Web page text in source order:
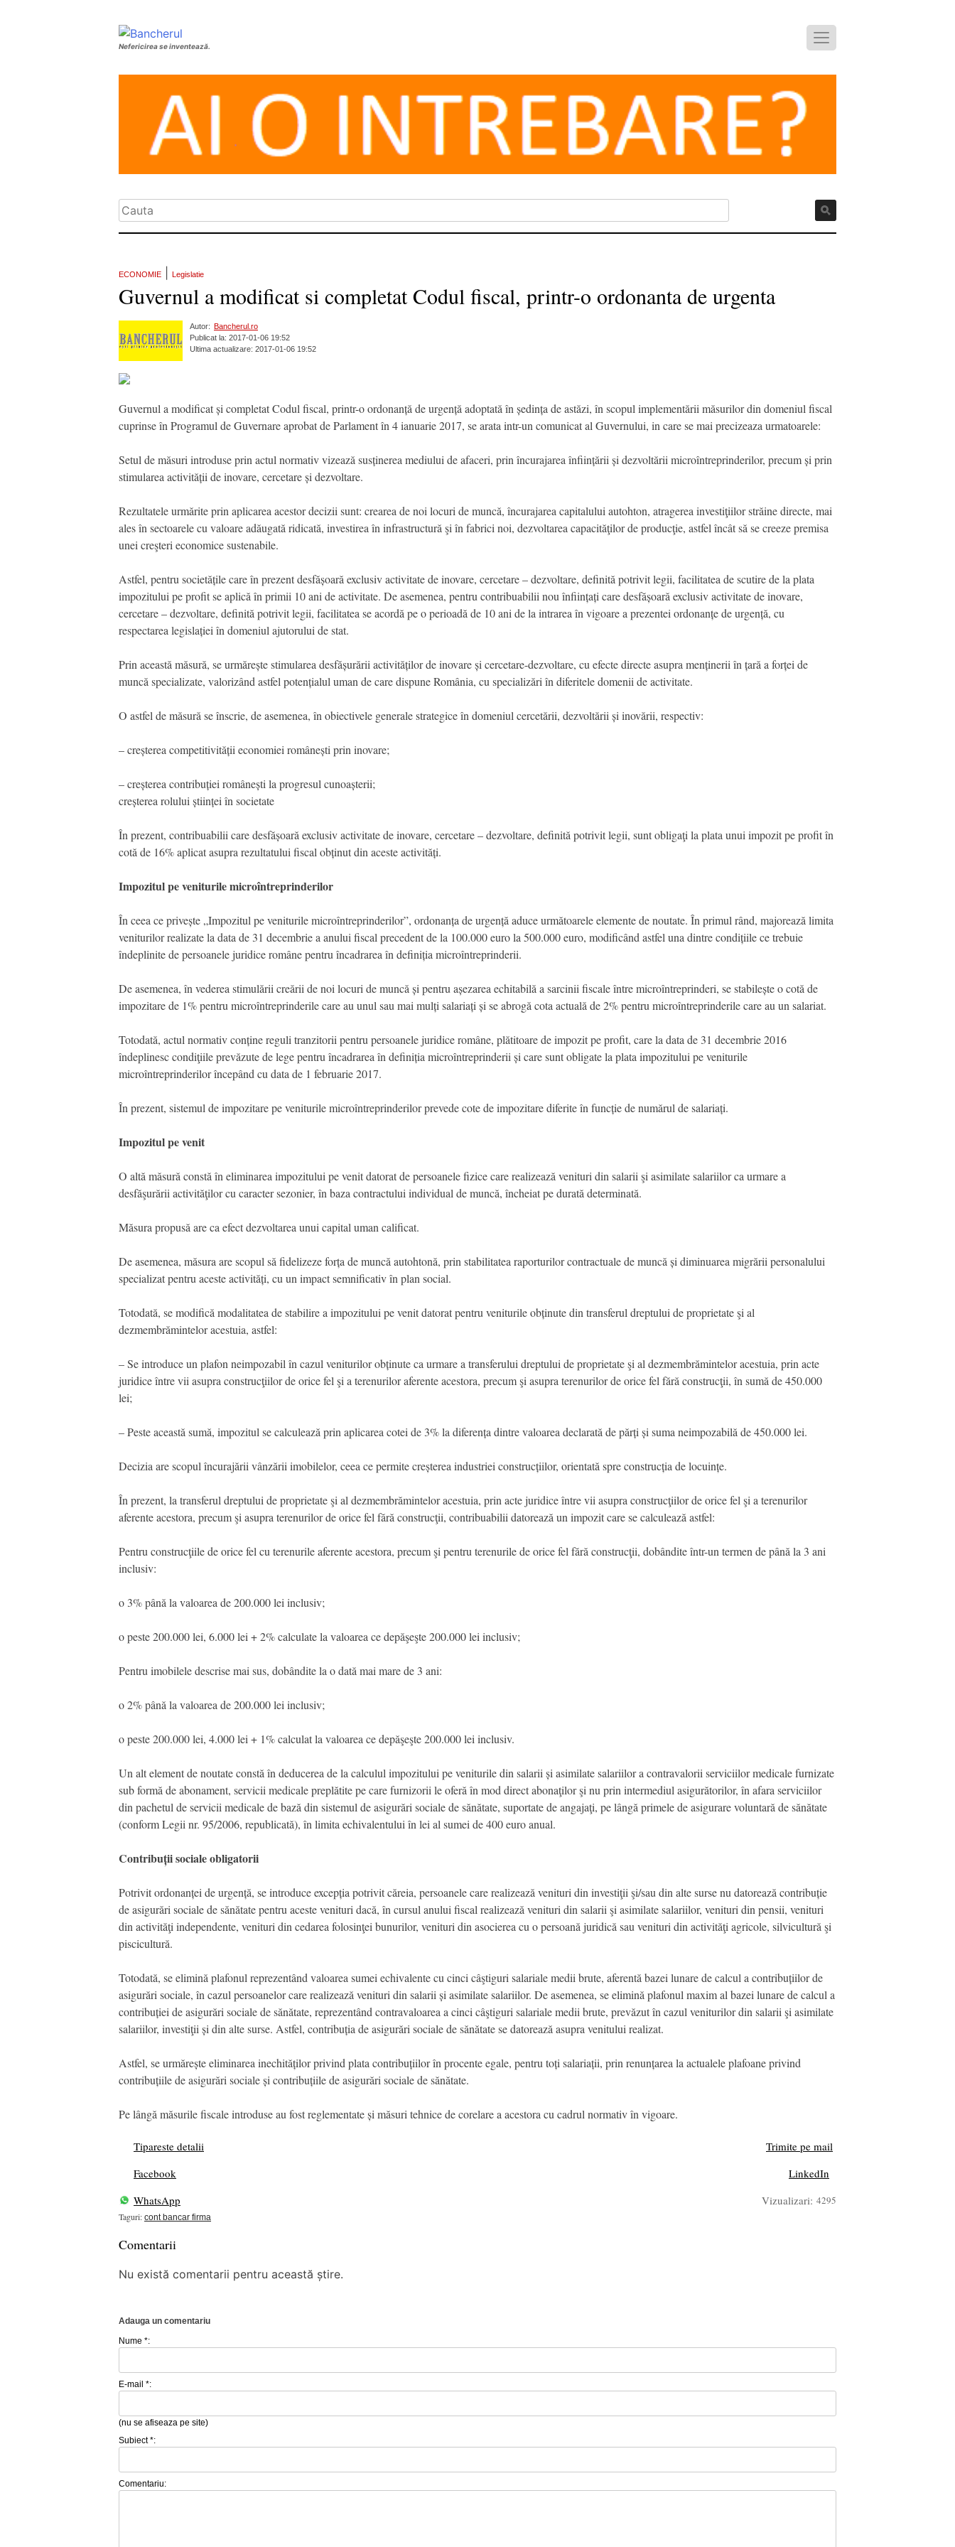
Nefericirea se inventează.
ECONOMIE Legislatie
Guvernul a modificat si completat Codul fiscal, printr-o ordonanta de urgenta
Autor:
Bancherul.ro
Publicat la: 2017-01-06 19:52
Ultima actualizare: 2017-01-06 19:52
Guvernul a modificat și completat Codul fiscal, printr-o ordonanță de urgență adoptată în ședința de astăzi, în scopul implementării măsurilor din domeniul fiscal
cuprinse în Programul de Guvernare aprobat de Parlament în 4 ianuarie 2017, se arata intr-un comunicat al Guvernului, in care se mai precizeaza urmatoarele:
Setul de măsuri introduse prin actul normativ vizează susținerea mediului de afaceri, prin încurajarea înființării și dezvoltării microîntreprinderilor, precum și prin
stimularea activității de inovare, cercetare și dezvoltare.
Rezultatele urmărite prin aplicarea acestor decizii sunt: crearea de noi locuri de muncă, încurajarea capitalului autohton, atragerea investiţiilor străine directe, mai
ales în sectoarele cu valoare adăugată ridicată, investirea în infrastructură şi în fabrici noi, dezvoltarea capacităţilor de producţie, astfel încât să se creeze premisa
unei creşteri economice sustenabile.
Astfel, pentru societățile care în prezent desfășoară exclusiv activitate de inovare, cercetare – dezvoltare, definită potrivit legii, facilitatea de scutire de la plata
impozitului pe profit se aplică în primii 10 ani de activitate. De asemenea, pentru contribuabilii nou înființați care desfășoară exclusiv activitate de inovare,
cercetare – dezvoltare, definită potrivit legii, facilitatea se acordă pe o perioadă de 10 ani de la intrarea în vigoare a prezentei ordonanțe de urgență, cu
respectarea legislației în domeniul ajutorului de stat.
Prin această măsură, se urmărește stimularea desfășurării activităților de inovare și cercetare-dezvoltare, cu efecte directe asupra menținerii în țară a forței de
muncă specializate, valorizând astfel potențialul uman de care dispune România, cu specializări în diferitele domenii de activitate.
O astfel de măsură se înscrie, de asemenea, în obiectivele generale strategice în domeniul cercetării, dezvoltării și inovării, respectiv:
– creșterea competitivității economiei românești prin inovare;
– creșterea contribuției românești la progresul cunoașterii;
creșterea rolului științei în societate
În prezent, contribuabilii care desfășoară exclusiv activitate de inovare, cercetare – dezvoltare, definită potrivit legii, sunt obligaţi la plata unui impozit pe profit în
cotă de 16% aplicat asupra rezultatului fiscal obținut din aceste activități.
Impozitul pe veniturile microîntreprinderilor
În ceea ce privește „Impozitul pe veniturile microîntreprinderilor”, ordonanța de urgență aduce următoarele elemente de noutate. În primul rând, majorează limita
veniturilor realizate la data de 31 decembrie a anului fiscal precedent de la 100.000 euro la 500.000 euro, modificând astfel una dintre condițiile ce trebuie
îndeplinite de persoanele juridice române pentru încadrarea în definiția microîntreprinderii.
De asemenea, în vederea stimulării creării de noi locuri de muncă și pentru așezarea echitabilă a sarcinii fiscale între microîntreprinderi, se stabilește o cotă de
impozitare de 1% pentru microîntreprinderile care au unul sau mai mulți salariați și se abrogă cota actuală de 2% pentru microîntreprinderile care au un salariat.
Totodată, actul normativ conține reguli tranzitorii pentru persoanele juridice române, plătitoare de impozit pe profit, care la data de 31 decembrie 2016
îndeplinesc condiţiile prevăzute de lege pentru încadrarea în definiția microîntreprinderii și care sunt obligate la plata impozitului pe veniturile
microîntreprinderilor începând cu data de 1 februarie 2017.
În prezent, sistemul de impozitare pe veniturile microîntreprinderilor prevede cote de impozitare diferite în funcție de numărul de salariați.
Impozitul pe venit
O altă măsură constă în eliminarea impozitului pe venit datorat de persoanele fizice care realizează venituri din salarii şi asimilate salariilor ca urmare a
desfăşurării activităţilor cu caracter sezonier, în baza contractului individual de muncă, încheiat pe durată determinată.
Măsura propusă are ca efect dezvoltarea unui capital uman calificat.
De asemenea, măsura are scopul să fidelizeze forța de muncă autohtonă, prin stabilitatea raporturilor contractuale de muncă și diminuarea migrării personalului
specializat pentru aceste activități, cu un impact semnificativ în plan social.
Totodată, se modifică modalitatea de stabilire a impozitului pe venit datorat pentru veniturile obținute din transferul dreptului de proprietate şi al
dezmembrămintelor acestuia, astfel:
– Se introduce un plafon neimpozabil în cazul veniturilor obținute ca urmare a transferului dreptului de proprietate şi al dezmembrămintelor acestuia, prin acte
juridice între vii asupra construcţiilor de orice fel şi a terenurilor aferente acestora, precum şi asupra terenurilor de orice fel fără construcţii, în sumă de 450.000
lei;
– Peste această sumă, impozitul se calculează prin aplicarea cotei de 3% la diferența dintre valoarea declarată de părți și suma neimpozabilă de 450.000 lei.
Decizia are scopul încurajării vânzării imobilelor, ceea ce permite creșterea industriei construcțiilor, orientată spre construcția de locuințe.
În prezent, la transferul dreptului de proprietate şi al dezmembrămintelor acestuia, prin acte juridice între vii asupra construcţiilor de orice fel şi a terenurilor
aferente acestora, precum şi asupra terenurilor de orice fel fără construcţii, contribuabilii datorează un impozit care se calculează astfel:
Pentru construcţiile de orice fel cu terenurile aferente acestora, precum şi pentru terenurile de orice fel fără construcţii, dobândite într-un termen de până la 3 ani
inclusiv:
o 3% până la valoarea de 200.000 lei inclusiv;
o peste 200.000 lei, 6.000 lei + 2% calculate la valoarea ce depăşeşte 200.000 lei inclusiv;
Pentru imobilele descrise mai sus, dobândite la o dată mai mare de 3 ani:
o 2% până la valoarea de 200.000 lei inclusiv;
o peste 200.000 lei, 4.000 lei + 1% calculat la valoarea ce depăşeşte 200.000 lei inclusiv.
Un alt element de noutate constă în deducerea de la calculul impozitului pe veniturile din salarii și asimilate salariilor a contravalorii serviciilor medicale furnizate
sub formă de abonament, servicii medicale preplătite pe care furnizorii le oferă în mod direct abonaţilor şi nu prin intermediul asigurătorilor, în afara serviciilor
din pachetul de servicii medicale de bază din sistemul de asigurări sociale de sănătate, suportate de angajaţi, pe lângă primele de asigurare voluntară de sănătate
(conform Legii nr. 95/2006, republicată), în limita echivalentului în lei al sumei de 400 euro anual.
Contribuții sociale obligatorii
Potrivit ordonanței de urgență, se introduce excepția potrivit căreia, persoanele care realizează venituri din investiţii şi/sau din alte surse nu datorează contribuție
de asigurări sociale de sănătate pentru aceste venituri dacă, în cursul anului fiscal realizează venituri din salarii şi asimilate salariilor, venituri din pensii, venituri
din activităţi independente, venituri din cedarea folosinţei bunurilor, venituri din asocierea cu o persoană juridică sau venituri din activităţi agricole, silvicultură şi
piscicultură.
Totodată, se elimină plafonul reprezentând valoarea sumei echivalente cu cinci câştiguri salariale medii brute, aferentă bazei lunare de calcul a contribuțiilor de
asigurări sociale, în cazul persoanelor care realizează venituri din salarii și asimilate salariilor. De asemenea, se elimină plafonul maxim al bazei lunare de calcul a
contribuției de asigurări sociale de sănătate, reprezentând contravaloarea a cinci câştiguri salariale medii brute, prevăzut în cazul veniturilor din salarii şi asimilate
salariilor, investiţii și din alte surse. Astfel, contribuția de asigurări sociale de sănătate se datorează asupra venitului realizat.
Astfel, se urmărește eliminarea inechităților privind plata contribuțiilor în procente egale, pentru toți salariații, prin renunțarea la actualele plafoane privind
contribuțiile de asigurări sociale și contribuțiile de asigurări sociale de sănătate.
Pe lângă măsurile fiscale introduse au fost reglementate și măsuri tehnice de corelare a acestora cu cadrul normativ în vigoare.
Tipareste detalii
Trimite pe mail
Facebook
LinkedIn
WhatsApp
Vizualizari: 4295
Taguri: cont bancar firma
Comentarii
Nu există comentarii pentru această știre.
Adauga un comentariu
Nume *:
E-mail *:
(nu se afiseaza pe site)
Subiect *:
Comentariu: